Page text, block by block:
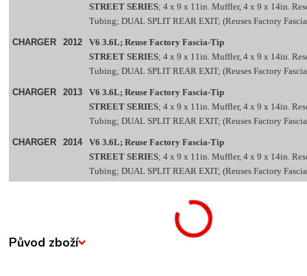
STREET SERIES; 4 x 9 x 11in. Muffler, 4 x 9 x 14in.
Tubing; DUAL SPLIT REAR EXIT; (Reuses Factory
CHARGER 2012
V6 3.6L; Reuse Factory Fascia-Tip
STREET SERIES; 4 x 9 x 11in. Muffler, 4 x 9 x 14in.
Tubing; DUAL SPLIT REAR EXIT; (Reuses Factory
CHARGER 2013
V6 3.6L; Reuse Factory Fascia-Tip
STREET SERIES; 4 x 9 x 11in. Muffler, 4 x 9 x 14in.
Tubing; DUAL SPLIT REAR EXIT; (Reuses Factory
CHARGER 2014
V6 3.6L; Reuse Factory Fascia-Tip
STREET SERIES; 4 x 9 x 11in. Muffler, 4 x 9 x 14in.
Tubing; DUAL SPLIT REAR EXIT; (Reuses Factory
Původ zboží